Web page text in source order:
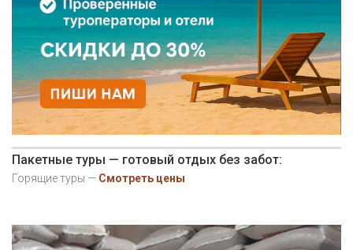
Пакетные туры — готовый отдых без забот:
Горящие туры — Смотреть цены